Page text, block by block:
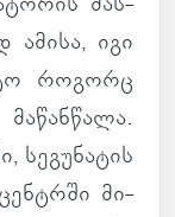
ამისა, იგი
რო­გორც
სე­გუ­ნა­ტის
მი­